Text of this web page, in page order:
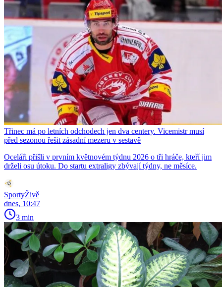
Třinec má po letních odchodech jen dva centery. Vicemistr musí
před sezonou řešit zásadní mezeru v sestavě
Oceláři přišli v prvním květnovém týdnu 2026 o tři hráče, kteří jim
drželi osu útoku. Do startu extraligy zbývají týdny, ne měsíce.
SportyŽivě
dnes, 10:47
3 min